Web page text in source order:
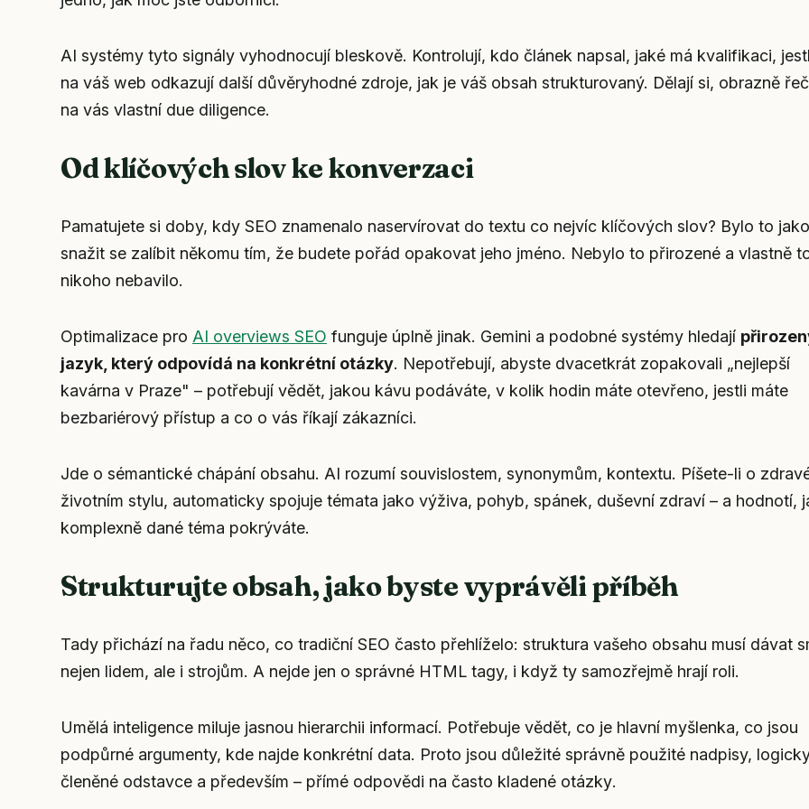
AI systémy tyto signály vyhodnocují bleskově. Kontrolují, kdo článek napsal, jaké má kvalifikaci,
na váš web odkazují další důvěryhodné zdroje, jak je váš obsah strukturovaný. Dělají si, obrazně
na vás vlastní due diligence.
Od klíčových slov ke konverzaci
Pamatujete si doby, kdy SEO znamenalo naservírovat do textu co nejvíc klíčových slov? Bylo to jako
snažit se zalíbit někomu tím, že budete pořád opakovat jeho jméno. Nebylo to přirozené a vlastně
nikoho nebavilo.
Optimalizace pro AI overviews SEO funguje úplně jinak. Gemini a podobné systémy hledají
jazyk, který odpovídá na konkrétní otázky. Nepotřebují, abyste dvacetkrát zopakovali „nejlepší
kavárna v Praze" – potřebují vědět, jakou kávu podáváte, v kolik hodin máte otevřeno, jestli máte
bezbariérový přístup a co o vás říkají zákazníci.
Jde o sémantické chápání obsahu. AI rozumí souvislostem, synonymům, kontextu. Píšete-li o
životním stylu, automaticky spojuje témata jako výživa, pohyb, spánek, duševní zdraví – a hodnotí,
komplexně dané téma pokrýváte.
Strukturujte obsah, jako byste vyprávěli příběh
Tady přichází na řadu něco, co tradiční SEO často přehlíželo: struktura vašeho obsahu musí dávat
nejen lidem, ale i strojům. A nejde jen o správné HTML tagy, i když ty samozřejmě hrají roli.
Umělá inteligence miluje jasnou hierarchii informací. Potřebuje vědět, co je hlavní myšlenka, co jsou
podpůrné argumenty, kde najde konkrétní data. Proto jsou důležité správně použité nadpisy,
členěné odstavce a především – přímé odpovědi na často kladené otázky.